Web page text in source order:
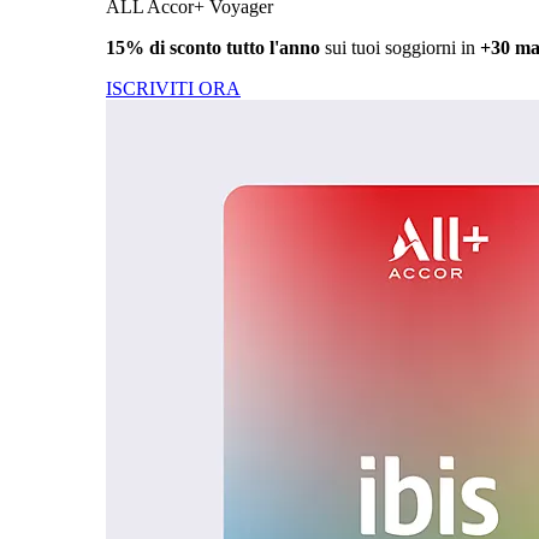
ALL Accor+ Voyager
15% di sconto tutto l'anno sui tuoi soggiorni in +30
ISCRIVITI ORA